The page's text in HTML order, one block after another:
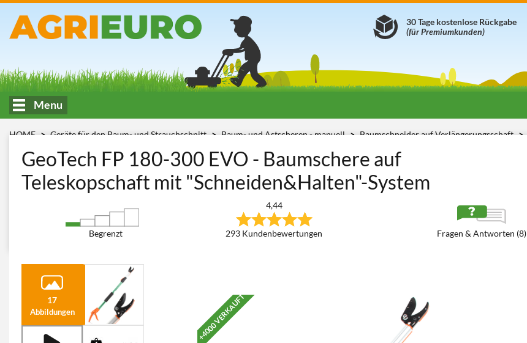
30 Tage kostenlose Rückgabe
(für Premiumkunden)
Menu
HOME Geräte für den Baum- und Strauchschnitt Baum- und Astscheren - manuell Baumschneider auf Verlängerungsschaft
GeoTech FP 180-300 EVO - Baumschere auf
Teleskopschaft mit "Schneiden&Halten"-System
Begrenzt
4,44
293 Kundenbewertungen Fragen & Antworten (8)
17
Abbildungen +4000 VERKAUFT